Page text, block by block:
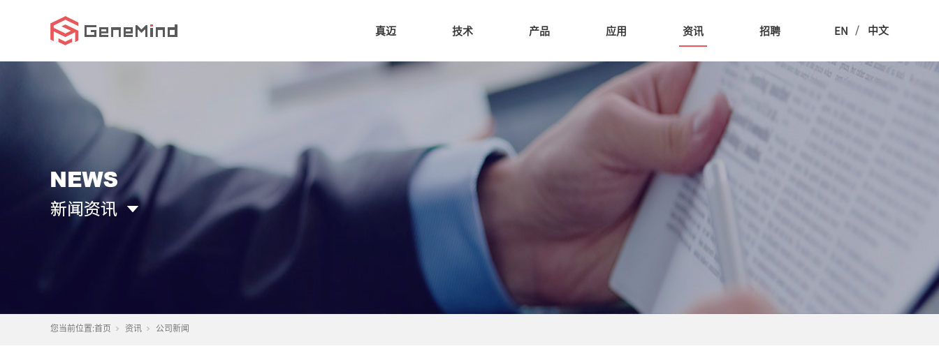
真迈 技术 产品 应用 资讯 招聘 EN / 中文
您当前位置:首页 资讯 公司新闻